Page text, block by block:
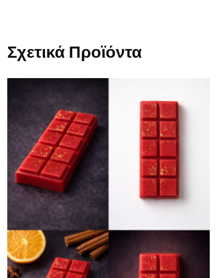
Σχετικά Προϊόντα